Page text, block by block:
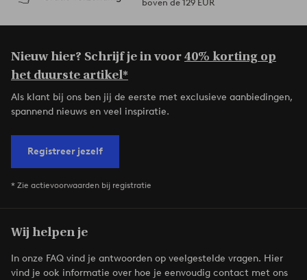
boven de 129 EUR
Nieuw hier? Schrijf je in voor40% korting op
het duurste artikel*
Als klant bij ons ben jij de eerste met exclusieve aanbiedingen,
spannend nieuws en veel inspiratie.
Registreer jezelf
* Zie actievoorwaarden bij registratie
Wij helpen je
In onze FAQ vind je antwoorden op veelgestelde vragen. Hier
vind je ook informatie over hoe je eenvoudig contact met ons